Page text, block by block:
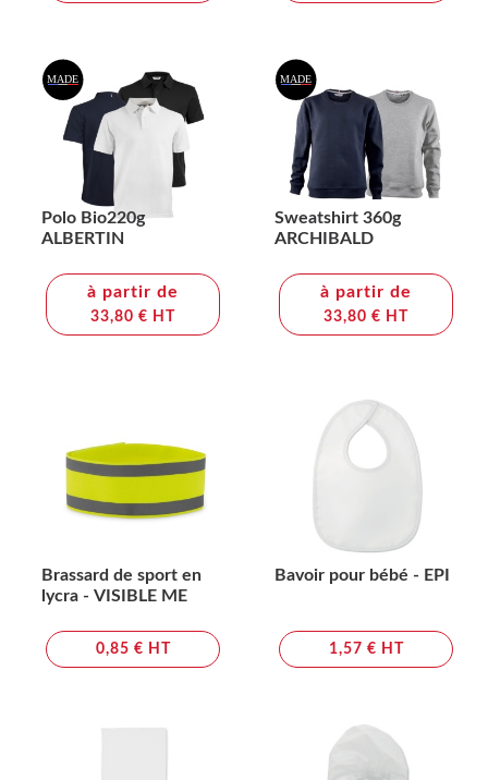
Polo Bio220g
ALBERTIN
à partir de
33,80 € HT
Sweatshirt 360g
ARCHIBALD
à partir de
33,80 € HT
Brassard de sport en
lycra - VISIBLE ME
0,85 € HT
Bavoir pour bébé - EPI
1,57 € HT